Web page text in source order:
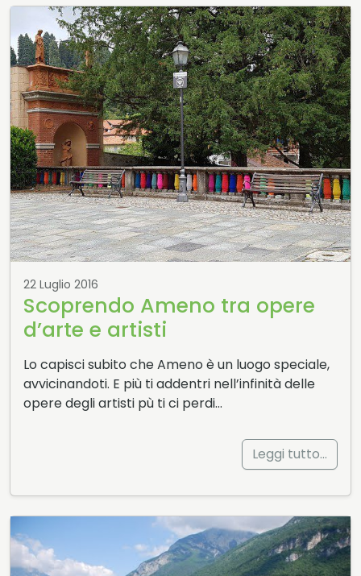
22 Luglio 2016
Scoprendo Ameno tra opere
d’arte e artisti
Lo capisci subito che Ameno è un luogo speciale,
avvicinandoti. E più ti addentri nell’infinità delle
opere degli artisti pù ti ci perdi…
Leggi tutto…